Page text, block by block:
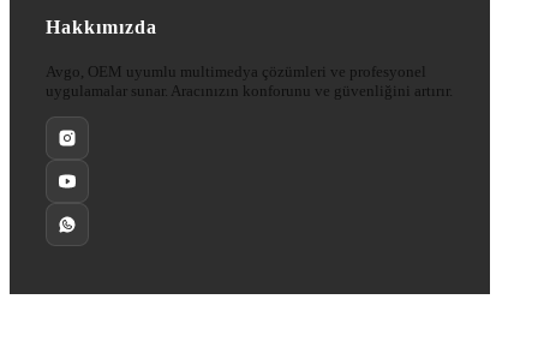
Hakkımızda
Avgo, OEM uyumlu multimedya çözümleri ve profesyonel
uygulamalar sunar. Aracınızın konforunu ve güvenliğini artırır.